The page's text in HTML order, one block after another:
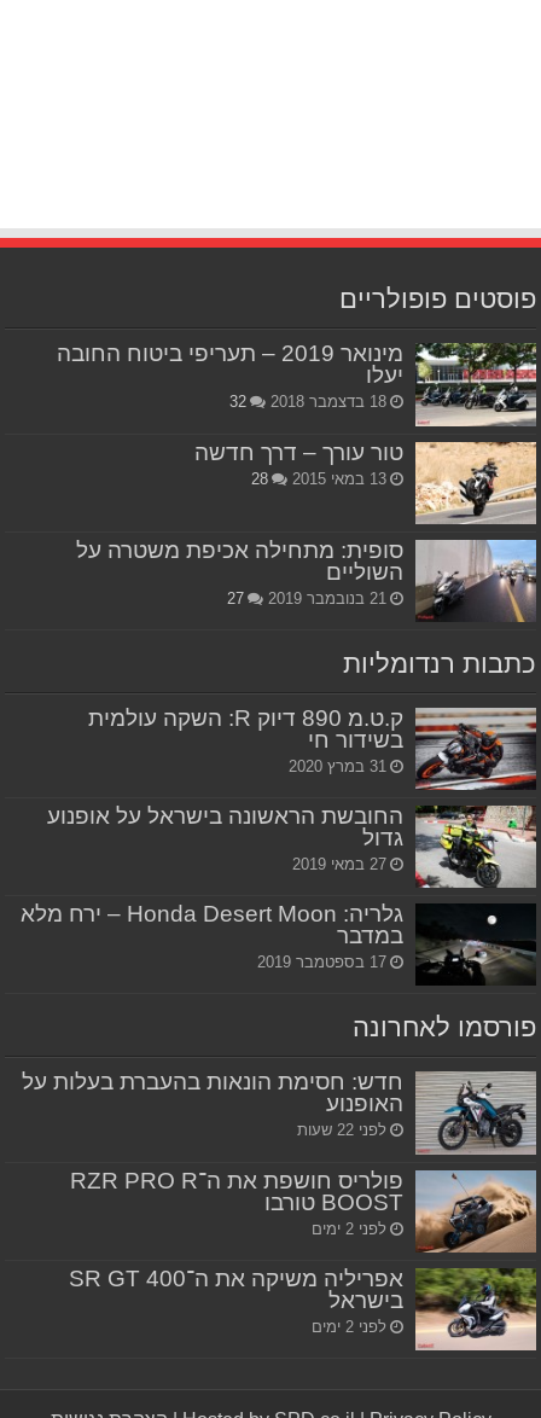
פוסטים פופולריים
מינואר 2019 – תעריפי ביטוח החובה
יעלו
18 בדצמבר 2018 32
טור עורך – דרך חדשה
13 במאי 2015 28
סופית: מתחילה אכיפת משטרה על
השוליים
21 בנובמבר 2019 27
כתבות רנדומליות
ק.ט.מ 890 דיוק R: השקה עולמית
בשידור חי
31 במרץ 2020
החובשת הראשונה בישראל על אופנוע
גדול
27 במאי 2019
גלריה: Honda Desert Moon – ירח מלא
במדבר
17 בספטמבר 2019
פורסמו לאחרונה
חדש: חסימת הונאות בהעברת בעלות על
האופנוע
לפני 22 שעות
פולריס חושפת את ה־RZR PRO R
BOOST טורבו
לפני 2 ימים
אפריליה משיקה את ה־SR GT 400
בישראל
לפני 2 ימים